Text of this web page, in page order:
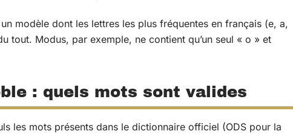
modèle dont les lettres les plus fréquentes en français (e, a,
tout. Modus, par exemple, ne contient qu’un seul « o » et
: quels mots sont valides
les mots présents dans le dictionnaire officiel (ODS pour la